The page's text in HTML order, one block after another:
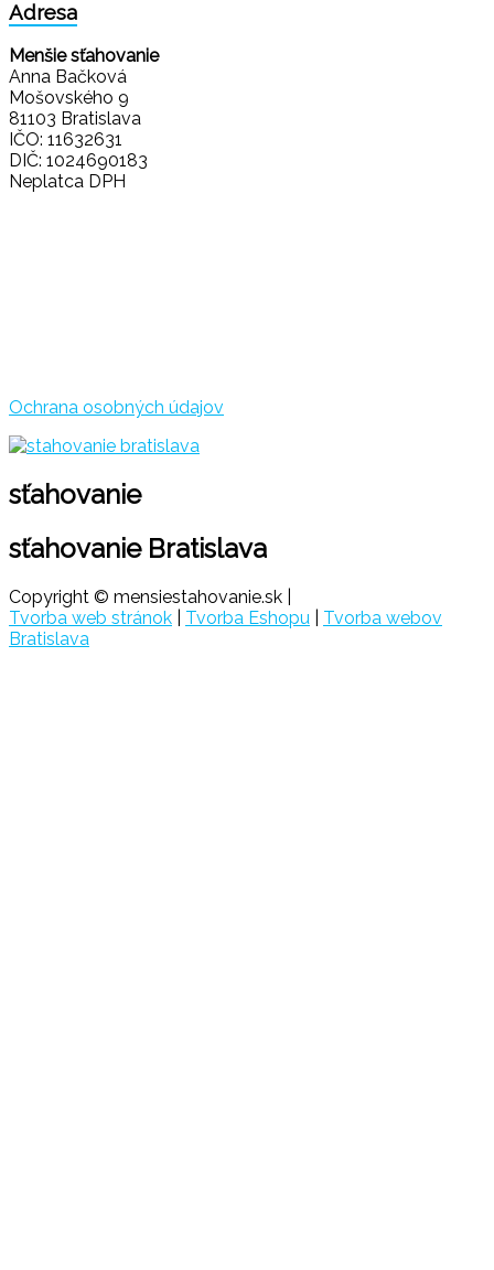
Adresa
Menšie sťahovanie
Anna Bačková
Mošovského 9
81103 Bratislava
IČO: 11632631
DIČ: 1024690183
Neplatca DPH
Ochrana osobných údajov
sťahovanie
sťahovanie Bratislava
Copyright © mensiestahovanie.sk |
Tvorba web stránok
Tvorba Eshopu
Tvorba webov
Bratislava